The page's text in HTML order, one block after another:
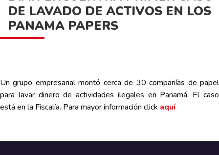
DE LAVADO DE ACTIVOS EN LOS
PANAMA PAPERS
Un grupo empresarial montó cerca de 30 compañías de papel
para lavar dinero de actividades ilegales en Panamá. El caso
está en la Fiscalía. Para mayor información click aquí